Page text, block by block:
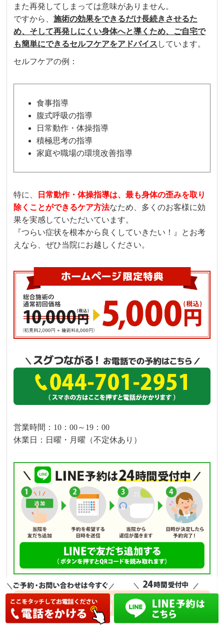
また再発してしまっては意味がありません。
ですから、施術の効果をできるだけ長続きさせるた
め、そして再発しにくい身体へと導くため、ご自宅で
も簡単にできるセルフケアをアドバイス しています。
セルフケアの例：
食事指導
腹式呼吸の指導
日常動作・体操指導
積極思考の指導
家庭や職場の環境改善指導
特に、
日常動作・体操指導は、最も身体の歪みを取り
除くことができるケア方法なため、多くのお客様に効
果を実感していただいています。
『つらい症状を根本から良くしていきたい！』とお考
えなら、ぜひ当院にお越しください。
営業時間：10：00～19：00
休業日：日曜・月曜（不定休あり）